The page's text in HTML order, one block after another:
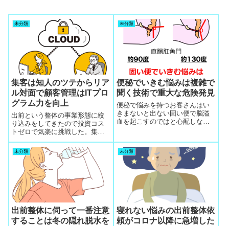
未分類
集客は知人のツテからリア
ル対面で顧客管理はITプロ
グラム力を向上
出前という整体の事業形態に絞
り込みをしてきたので投資コス
トゼロで気楽に挑戦した。集客
は知人のツテからリアル対面で
顧客管理はITプログラム力を向
上することで素人の応募者を誰
でもすぐに食べて行ける整体師
にできるオリジナル顧客管理ソ
フトが生命線に
未分類
便秘でいきむ悩みは複雑で
聞く技術で重大な危険発見
便秘で悩みを持つお客さんはい
きまないと出ない固い便で脳溢
血を起こすのではと心配しなが
別に全部違う食事指導
未分類
出前整体に伺って一番注意
することは冬の隠れ脱水を
未分類
寝れない悩みの出前整体依
頼がコロナ以降に急増した